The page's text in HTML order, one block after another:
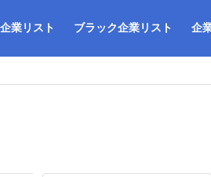
業リスト ブラック企業リスト 企